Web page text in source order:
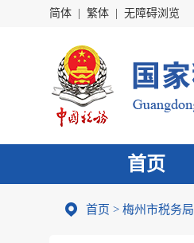
简体 繁体 无障碍浏览
首页
首页 > 梅州市税务局